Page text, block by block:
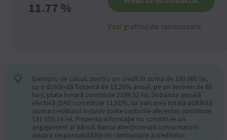
11.77 %
Vezi graficul de rambursare
Exemplu de calcul: pentru un credit în suma de 100 000 lei,
cu o dobândă flotantă de 11,29% anual, pe un termen de 60
luni, plata lunară constituie 2189.32 lei, Dobânda anuală
efectivă (DAE) constituie 11,91%, iar valoarea totală plătibilă
(suma creditului inclusiv toate costurile aferente) constituie
131 359.14 lei. Prezenta informație nu constituie un
angajament al băncii. Banca atenționează consumatorii
asupra responsabilității de rambursare a creditelor.